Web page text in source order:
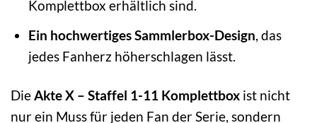
Komplettbox erhältlich sind.
Ein hochwertiges Sammlerbox-Design, das
jedes Fanherz höherschlagen lässt.
DieAkte X – Staffel 1-11 Komplettbox ist nicht
nur ein Muss für jeden Fan der Serie, sondern